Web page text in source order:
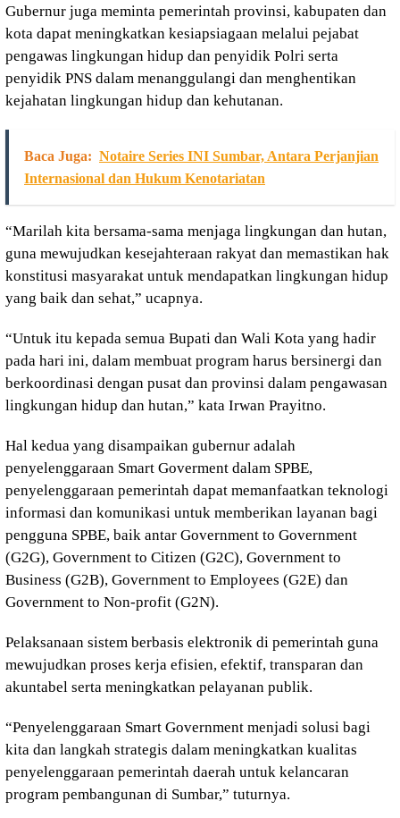
Gubernur juga meminta pemerintah provinsi, kabupaten dan
kota dapat meningkatkan kesiapsiagaan melalui pejabat
pengawas lingkungan hidup dan penyidik Polri serta
penyidik PNS dalam menanggulangi dan menghentikan
kejahatan lingkungan hidup dan kehutanan.
Baca Juga: Notaire Series INI Sumbar, Antara Perjanjian
Internasional dan Hukum Kenotariatan
“Marilah kita bersama-sama menjaga lingkungan dan hutan,
guna mewujudkan kesejahteraan rakyat dan memastikan hak
konstitusi masyarakat untuk mendapatkan lingkungan hidup
yang baik dan sehat,” ucapnya.
“Untuk itu kepada semua Bupati dan Wali Kota yang hadir
pada hari ini, dalam membuat program harus bersinergi dan
berkoordinasi dengan pusat dan provinsi dalam pengawasan
lingkungan hidup dan hutan,” kata Irwan Prayitno.
Hal kedua yang disampaikan gubernur adalah
penyelenggaraan Smart Goverment dalam SPBE,
penyelenggaraan pemerintah dapat memanfaatkan teknologi
informasi dan komunikasi untuk memberikan layanan bagi
pengguna SPBE, baik antar Government to Government
(G2G), Government to Citizen (G2C), Government to
Business (G2B), Government to Employees (G2E) dan
Government to Non-profit (G2N).
Pelaksanaan sistem berbasis elektronik di pemerintah guna
mewujudkan proses kerja efisien, efektif, transparan dan
akuntabel serta meningkatkan pelayanan publik.
“Penyelenggaraan Smart Government menjadi solusi bagi
kita dan langkah strategis dalam meningkatkan kualitas
penyelenggaraan pemerintah daerah untuk kelancaran
program pembangunan di Sumbar,” tuturnya.